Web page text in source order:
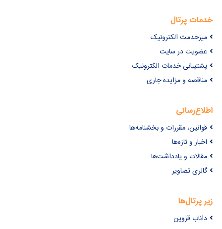
خدمات پرتال
میزخدمت الکترونیک
عضویت در سایت
پشتیبانی خدمات الکترونیک
مناقصه و مزایده جاری
اطلاع‌رسانی
قوانین، مقررات و بخشنامه‌ها
اخبار و تازه‌ها
مقالات و یادداشت‌ها
گالری تصاویر
زیر پرتال‌ها
داناب قزوین